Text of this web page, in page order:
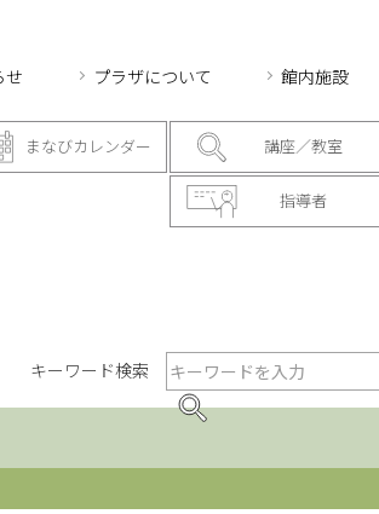
せ プラザについて 館内施設
まなびカレンダー 講座／教室
指導者
キーワード検索